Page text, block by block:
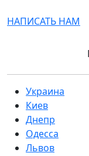
НАПИСАТЬ НАМ
Украина
Киев
Днепр
Одесса
Львов